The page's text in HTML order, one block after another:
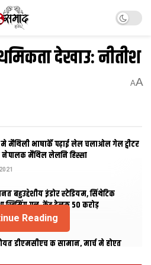
देखाउ: नीतीश
AA
मे मैथि‍ली भाषाकेँ पढ़ाई लेल चलाओल गेल ट्वीटर
नेपालक मैथिल लेलनि हिस्सा
बहुउद्देशीय इंडोर स्‍टेडि‍यम, सिंथेटिक
स्विमिंग पुल, केंद्र देलक 50 करोड़
2020
डीएमसीएच क सामान, मार्च मे होएत
Reading